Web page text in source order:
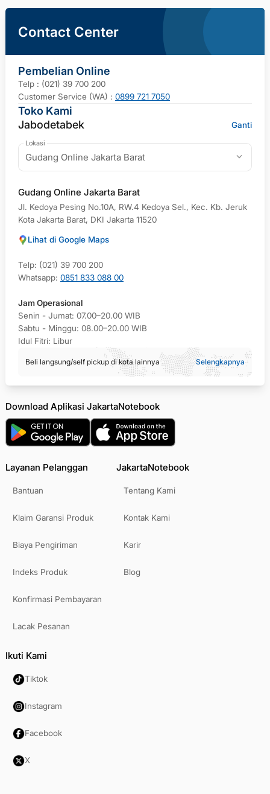
Contact Center
Pembelian Online
Telp : (021) 39 700 200
Customer Service (WA) : 0899 721 7050
Toko Kami
Jabodetabek
Ganti
Lokasi
Gudang Online Jakarta Barat
Gudang Online Jakarta Barat
Jl. Kedoya Pesing No.10A, RW.4 Kedoya Sel., Kec. Kb. Jeruk
Kota Jakarta Barat, DKI Jakarta 11520
Lihat di Google Maps
Telp: (021) 39 700 200
Whatsapp: 0851 833 088 00
Jam Operasional
Senin - Jumat: 07.00–20.00 WIB
Sabtu - Minggu: 08.00–20.00 WIB
Idul Fitri: Libur
Beli langsung/self pickup di kota lainnya Selengkapnya
Download Aplikasi JakartaNotebook
Layanan Pelanggan
Bantuan
Klaim Garansi Produk
Biaya Pengiriman
Indeks Produk
Konfirmasi Pembayaran
Lacak Pesanan
JakartaNotebook
Tentang Kami
Kontak Kami
Karir
Blog
Ikuti Kami
Tiktok
Instagram
Facebook
X